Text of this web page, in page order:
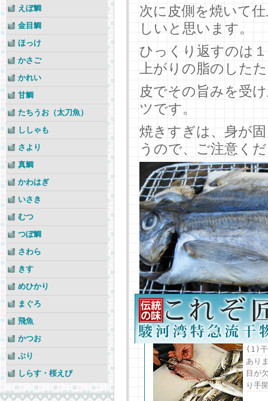
えぼ鯛
金目鯛
ほっけ
かさご
かれい
甘鯛
たちうお（太刀魚）
ししゃも
さより
真鯛
かわはぎ
いさき
むつ
つぼ鯛
さわら
きす
めひかり
まぐろ
飛魚
かつお
ぶり
しらす・桜えび
次に皮側を焼いて
しいと思います。
ひっくり返すのは
上がりの脂のした
皮でその旨みを受
ツです。
焼きすぎは、身が
うので、ご注意く
(1)干
あり
目が
り手